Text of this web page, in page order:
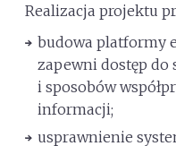
Realizacja projektu
budowa platformy
zapewni dostęp do
i sposobów
informacji;
usprawnienie